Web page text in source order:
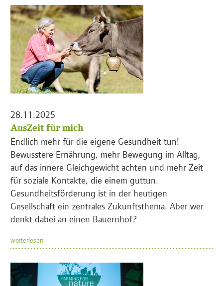
28.11.2025
AusZeit für mich
Endlich mehr für die eigene Gesundheit tun!
Bewusstere Ernährung, mehr Bewegung im Alltag,
auf das innere Gleichgewicht achten und mehr Zeit
für soziale Kontakte, die einem guttun.
Gesundheitsförderung ist in der heutigen
Gesellschaft ein zentrales Zukunftsthema. Aber wer
denkt dabei an einen Bauernhof?
weiterlesen